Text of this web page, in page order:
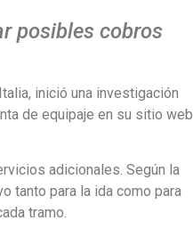
posibles cobros
inició una investigación
de equipaje en su sitio web
adicionales. Según la
tanto para la ida como para
tramo.